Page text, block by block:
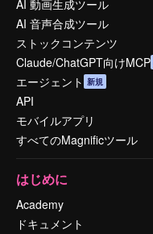
AI 動画生成ツール
AI 音声合成ツール
ストックコンテンツ
Claude/ChatGPT向けMCP
エージェント 新規
API
モバイルアプリ
すべてのMagnificツール
はじめに
Academy
ドキュメント